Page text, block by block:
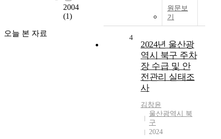
2004
(1)
오늘 본 자료
원문보
기
4
2024년 울산광
역시 북구 주차
장 수급 및 안
전관리 실태조
사
김창윤
울산광역시 북
구
2024